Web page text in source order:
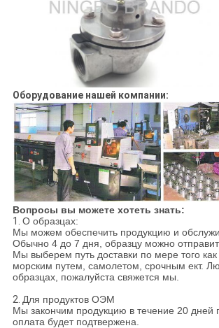
Оборудование нашей компании:
Вопросы вы можете хотеть знать:
1. О образцах:
Мы можем обеспечить продукцию и
Обычно 4 до 7 дня, образцу можно
Мы выберем путь доставки по мере того
морским путем, самолетом, срочным ект.
образцах, пожалуйста свяжется мы.
2. Для продуктов ОЭМ
Мы закончим продукцию в течение 20 дней
оплата будет подтвержена.